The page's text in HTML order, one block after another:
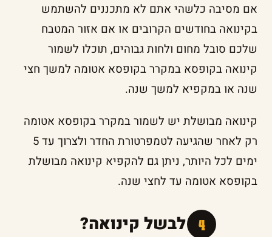
אם מסיבה כלשהי אתם לא מתכננים להשתמש
בקינואה בחודשים הקרובים או אם אזור המטבח
שלכם סובל מחום ולחות גבוהים, תוכלו לשמור
קינואה בקופסא במקרר בקופסא אטומה למשך חצי
שנה או במקפיא למשך שנה.
קינואה מבושלת יש לשמור במקרר בקופסא אטומה
רק לאחר שהגיעה לטמפרטורת החדר ולצרוך עד 5
ימים לכל היותר, ניתן גם להקפיא קינואה מבושלת
בקופסא אטומה עד לחצי שנה.
איך לבשל קינואה?